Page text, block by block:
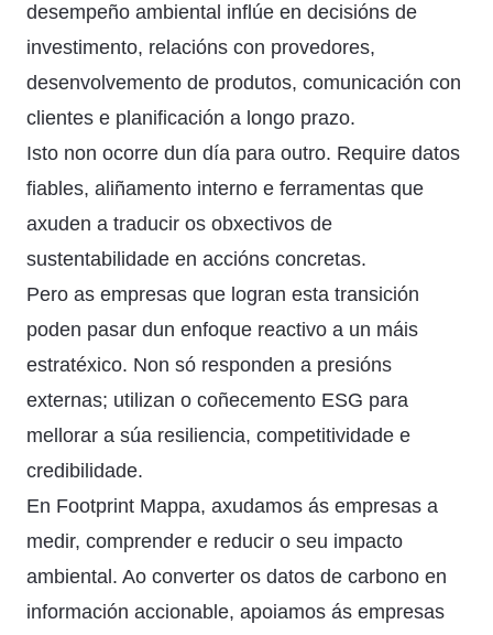
desempeño ambiental inflúe en decisións de
investimento, relacións con provedores,
desenvolvemento de produtos, comunicación con
clientes e planificación a longo prazo.
Isto non ocorre dun día para outro. Require datos
fiables, aliñamento interno e ferramentas que
axuden a traducir os obxectivos de
sustentabilidade en accións concretas.
Pero as empresas que logran esta transición
poden pasar dun enfoque reactivo a un máis
estratéxico. Non só responden a presións
externas; utilizan o coñecemento ESG para
mellorar a súa resiliencia, competitividade e
credibilidade.
En Footprint Mappa, axudamos ás empresas a
medir, comprender e reducir o seu impacto
ambiental. Ao converter os datos de carbono en
información accionable, apoiamos ás empresas